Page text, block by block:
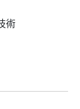
術